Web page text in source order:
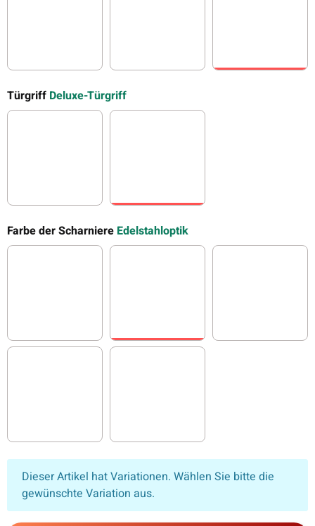
Türgriff Deluxe-Türgriff
Farbe der Scharniere Edelstahloptik
Glanzverchromt Edelstahloptik
x
Dieser Artikel hat Variationen. Wählen Sie bitte die
gewünschte Variation aus.